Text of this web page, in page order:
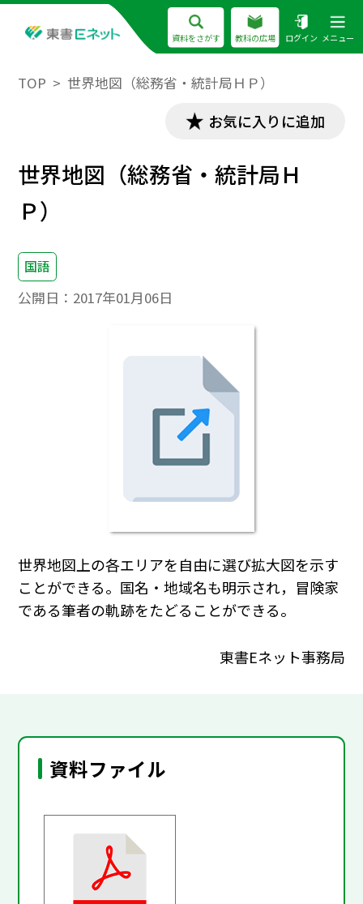
資料をさがす 教科の広場 ログイン メニュー
TOP 世界地図（総務省・統計局ＨＰ）
お気に入りに追加
世界地図（総務省・統計局Ｈ
Ｐ）
国語
公開日： 2017年01月06日
世界地図上の各エリアを自由に選び拡大図を示す
ことができる。国名・地域名も明示され，冒険家
である筆者の軌跡をたどることができる。
東書Eネット事務局
資料ファイル